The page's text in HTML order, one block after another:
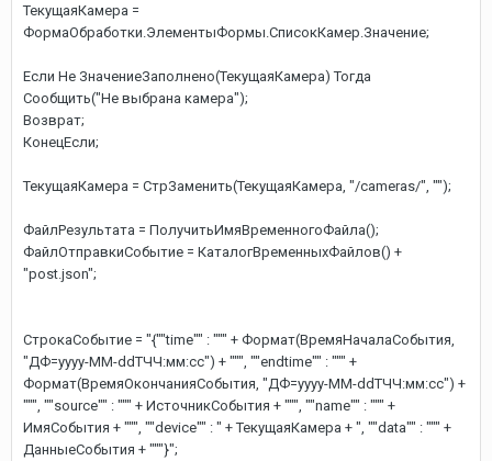
ТекущаяКамера =
ФормаОбработки.ЭлементыФормы.СписокКамер.Значение;
Если Не ЗначениеЗаполнено(ТекущаяКамера) Тогда
Сообщить("Не выбрана камера");
Возврат;
КонецЕсли;
ТекущаяКамера = СтрЗаменить(ТекущаяКамера, "/cameras/", "");
ФайлРезультата = ПолучитьИмяВременногоФайла();
ФайлОтправкиСобытие = КаталогВременныхФайлов() +
"post.json";
СтрокаСобытие = "{""time"" : """ + Формат(ВремяНачалаСобытия,
"ДФ=yyyy-MM-ddTЧЧ:мм:сс") + """, ""endtime"" : """ +
Формат(ВремяОкончанияСобытия, "ДФ=yyyy-MM-ddTЧЧ:мм:сс") +
""", ""source"" : """ + ИсточникСобытия + """, ""name"" : """ +
ИмяСобытия + """, ""device"" : " + ТекущаяКамера + ", ""data"" : """ +
ДанныеСобытия + """}";